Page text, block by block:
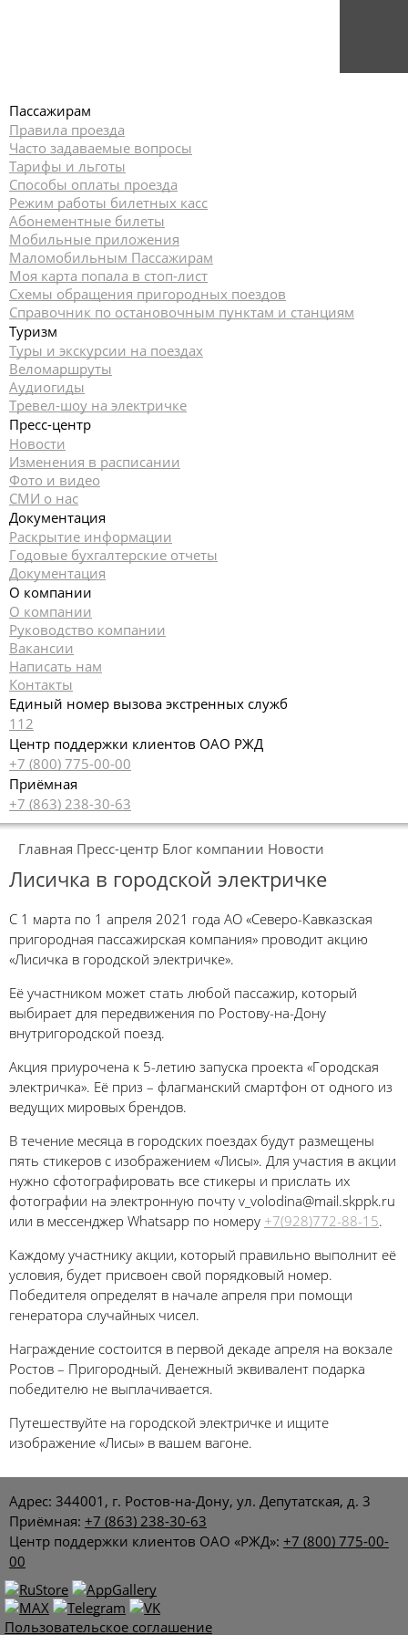
Пассажирам
Правила проезда
Часто задаваемые вопросы
Тарифы и льготы
Способы оплаты проезда
Режим работы билетных касс
Абонементные билеты
Мобильные приложения
Маломобильным Пассажирам
Моя карта попала в стоп-лист
Cхемы обращения пригородных поездов
Справочник по остановочным пунктам и станциям
Туризм
Туры и экскурсии на поездах
Веломаршруты
Аудиогиды
Тревел-шоу на электричке
Пресс-центр
Новости
Изменения в расписании
Фото и видео
СМИ о нас
Документация
Раскрытие информации
Годовые бухгалтерские отчеты
Документация
О компании
О компании
Руководство компании
Вакансии
Написать нам
Контакты
Единый номер вызова экстренных служб
112
Центр поддержки клиентов ОАО РЖД
+7 (800) 775-00-00
Приёмная
+7 (863) 238-30-63
Главная Пресс-центр Блог компании Новости
Лисичка в городской электричке
C 1 марта по 1 апреля 2021 года АО «Северо-Кавказская
пригородная пассажирская компания» проводит акцию
«Лисичка в городской электричке».
Её участником может стать любой пассажир, который
выбирает для передвижения по Ростову-на-Дону
внутригородской поезд.
Акция приурочена к 5-летию запуска проекта «Городская
электричка». Её приз – флагманский смартфон от одного из
ведущих мировых брендов.
В течение месяца в городских поездах будут размещены
пять стикеров с изображением «Лисы». Для участия в акции
нужно сфотографировать все стикеры и прислать их
фотографии на электронную почту v_volodina@mail.skppk.ru
или в мессенджер Whatsapp по номеру +7(928)772-88-15.
Каждому участнику акции, который правильно выполнит её
условия, будет присвоен свой порядковый номер.
Победителя определят в начале апреля при помощи
генератора случайных чисел.
Награждение состоится в первой декаде апреля на вокзале
Ростов – Пригородный. Денежный эквивалент подарка
победителю не выплачивается.
Путешествуйте на городской электричке и ищите
изображение «Лисы» в вашем вагоне.
Адрес: 344001, г. Ростов-на-Дону, ул. Депутатская, д. 3
Приёмная: +7 (863) 238-30-63
Центр поддержки клиентов ОАО «РЖД»: +7 (800) 775-00-
00
Пользовательское соглашение